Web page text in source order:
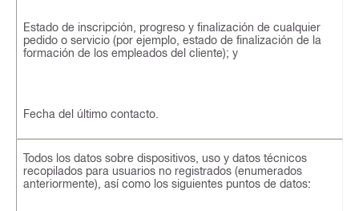
Estado de inscripción, progreso y finalización de cualquier
pedido o servicio (por ejemplo, estado de finalización de la
formación de los empleados del cliente); y
Fecha del último contacto.
Todos los datos sobre dispositivos, uso y datos técnicos
recopilados para usuarios no registrados (enumerados
anteriormente), así como los siguientes puntos de datos: